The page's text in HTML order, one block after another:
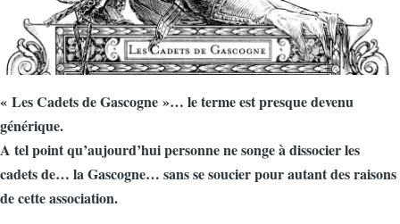
« Les Cadets de Gascogne »… le terme est presque devenu
générique.
A tel point qu’aujourd’hui personne ne songe à dissocier les
cadets de… la Gascogne… sans se soucier pour autant des raisons
de cette association.